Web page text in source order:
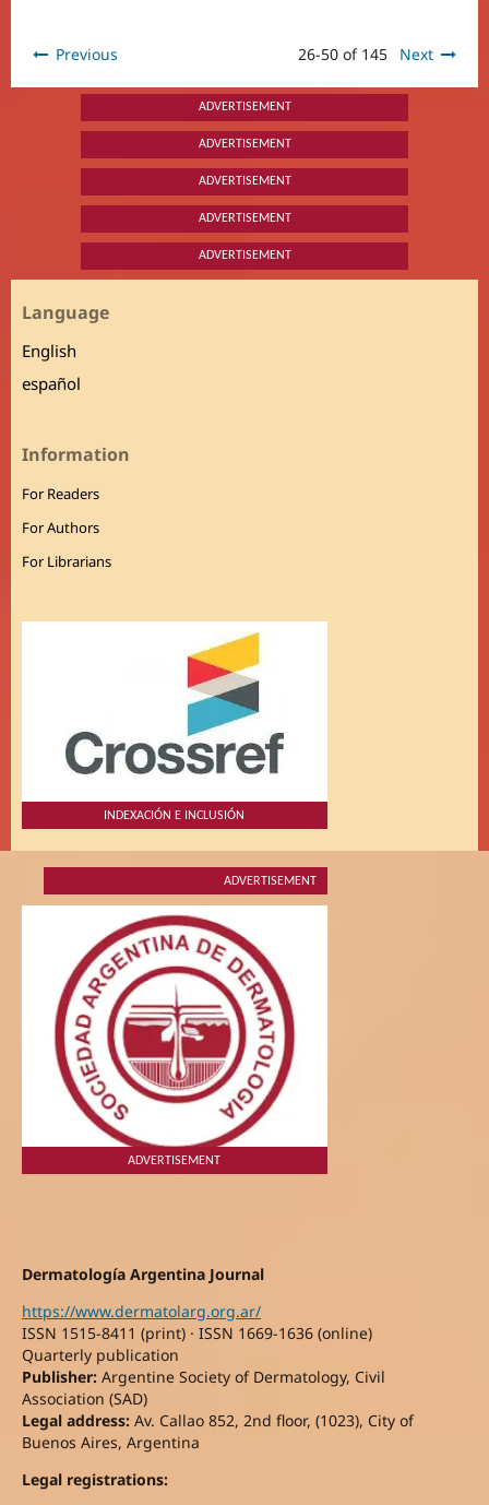
Previous 26-50 of 145 Next
ADVERTISEMENT
ADVERTISEMENT
ADVERTISEMENT
ADVERTISEMENT
ADVERTISEMENT
Language
English
español
Information
For Readers
For Authors
For Librarians
INDEXACIÓN E INCLUSIÓN
ADVERTISEMENT
ADVERTISEMENT
Dermatología Argentina Journal
https://www.dermatolarg.org.ar/
ISSN 1515-8411 (print) · ISSN 1669-1636 (online)
Quarterly publication
Publisher:Argentine Society of Dermatology, Civil
Association (SAD)
Legal address:Av. Callao 852, 2nd floor, (1023), City of
Buenos Aires, Argentina
Legal registrations: